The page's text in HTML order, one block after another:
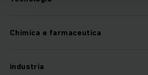
Chimica e farmaceutica
industria